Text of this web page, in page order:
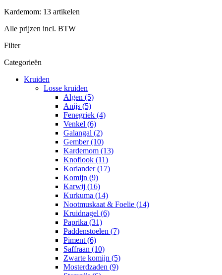
Kardemom: 13 artikelen
Alle prijzen incl. BTW
Filter
Categorieën
Kruiden
Losse kruiden
Algen (5)
Anijs (5)
Fenegriek (4)
Venkel (6)
Galangal (2)
Gember (10)
Kardemom (13)
Knoflook (11)
Koriander (17)
Komijn (9)
Karwij (16)
Kurkuma (14)
Nootmuskaat & Foelie (14)
Kruidnagel (6)
Paprika (31)
Paddenstoelen (7)
Piment (6)
Saffraan (10)
Zwarte komijn (5)
Mosterdzaden (9)